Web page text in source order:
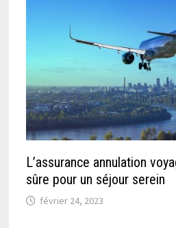
L’assurance annulation
sûre pour un séjour serein
février 24, 2023